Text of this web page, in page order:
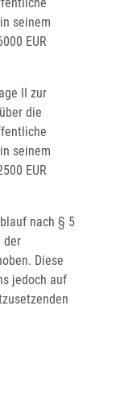
seinem
EUR
II zur
die
seinem
EUR
nach § 5
der
Diese
jedoch auf